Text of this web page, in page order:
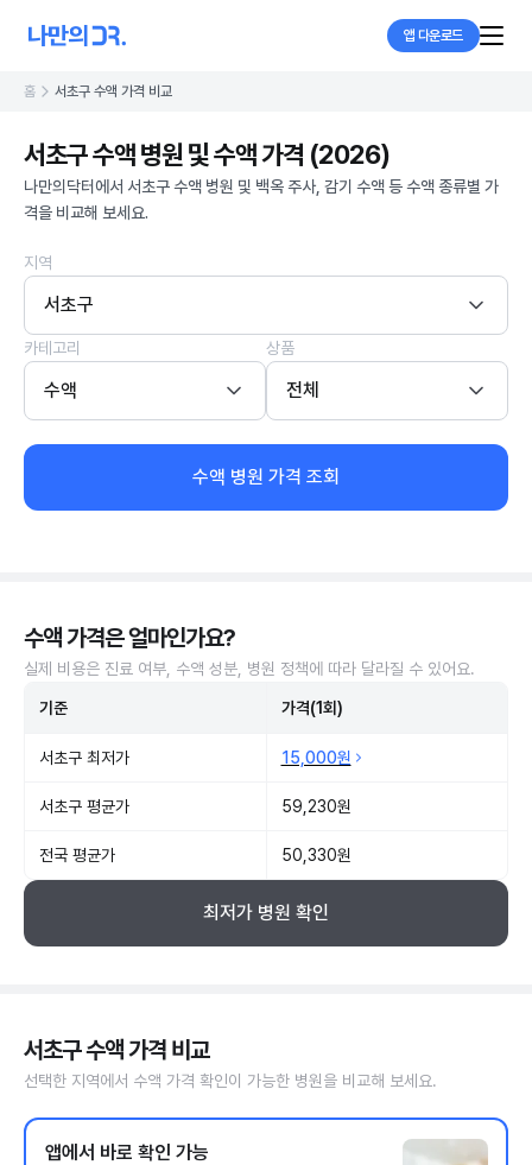
앱 다운로드
홈 서초구 수액 가격 비교
서초구 수액 병원 및 수액 가격 (2026)
나만의닥터에서 서초구 수액 병원 및 백옥 주사, 감기 수액 등 수액 종류별 가
격을 비교해 보세요.
지역
서초구
카테고리
수액
상품
전체
수액 병원 가격 조회
수액 가격은 얼마인가요?
실제 비용은 진료 여부, 수액 성분, 병원 정책에 따라 달라질 수 있어요.
기준 가격(1회)
서초구 최저가 15,000원
서초구 평균가 59,230원
전국 평균가 50,330원
최저가 병원 확인
서초구 수액 가격 비교
선택한 지역에서 수액 가격 확인이 가능한 병원을 비교해 보세요.
앱에서 바로 확인 가능